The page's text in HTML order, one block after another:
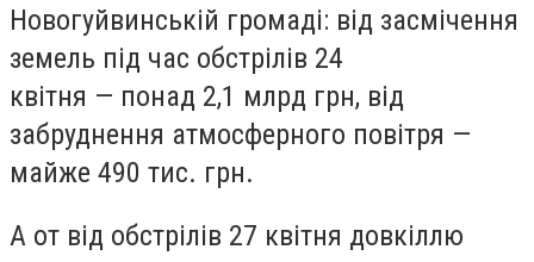
Новогуйвинській громаді: від засмічення
земель під час обстрілів 24
квітня — понад 2,1 млрд грн, від
забруднення атмосферного повітря —
майже 490 тис. грн.
А от від обстрілів 27 квітня довкіллю